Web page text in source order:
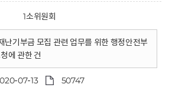
1소위원회
난기부금 모집 관련 업무를 위한 행정안전부
에 관한 건
07-13 50747